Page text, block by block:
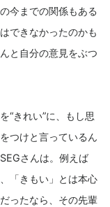
今までの関係もある
できなかったのかも
と自分の意見をぶつ
“きれい”に、もし思
つけと言っているん
さんは。例えば
「きもい」とは本心
ったなら、その先輩